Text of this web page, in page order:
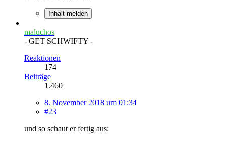
Inhalt melden
maluchos
- GET SCHWIFTY -
Reaktionen
174
Beiträge
1.460
8. November 2018 um 01:34
#23
und so schaut er fertig aus: